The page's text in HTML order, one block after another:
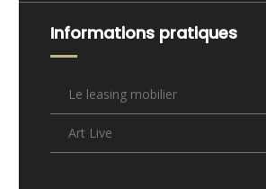
Informations pratiques
Le leasing mobilier
Art Live